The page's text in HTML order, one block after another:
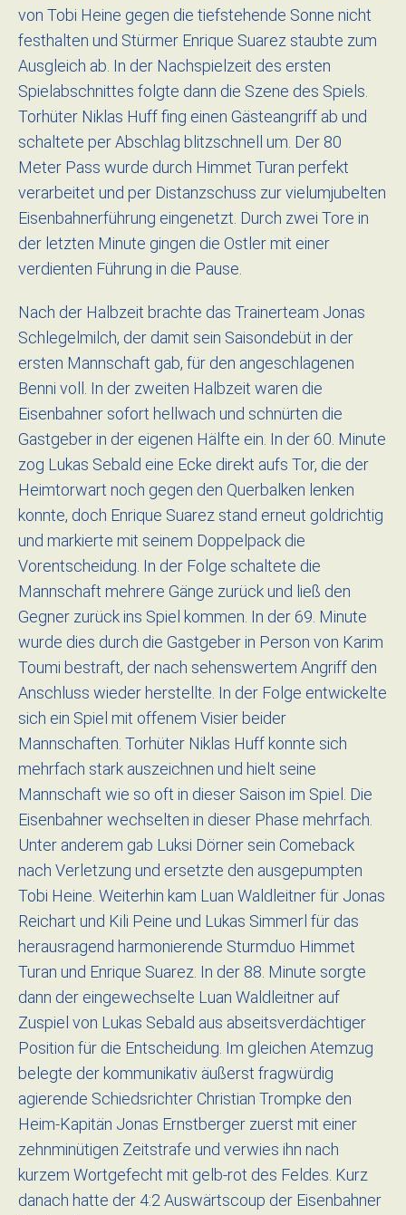
von Tobi Heine gegen die tiefstehende Sonne nicht
festhalten und Stürmer Enrique Suarez staubte zum
Ausgleich ab. In der Nachspielzeit des ersten
Spielabschnittes folgte dann die Szene des Spiels.
Torhüter Niklas Huff fing einen Gästeangriff ab und
schaltete per Abschlag blitzschnell um. Der 80
Meter Pass wurde durch Himmet Turan perfekt
verarbeitet und per Distanzschuss zur vielumjubelten
Eisenbahnerführung eingenetzt. Durch zwei Tore in
der letzten Minute gingen die Ostler mit einer
verdienten Führung in die Pause.
Nach der Halbzeit brachte das Trainerteam Jonas
Schlegelmilch, der damit sein Saisondebüt in der
ersten Mannschaft gab, für den angeschlagenen
Benni voll. In der zweiten Halbzeit waren die
Eisenbahner sofort hellwach und schnürten die
Gastgeber in der eigenen Hälfte ein. In der 60. Minute
zog Lukas Sebald eine Ecke direkt aufs Tor, die der
Heimtorwart noch gegen den Querbalken lenken
konnte, doch Enrique Suarez stand erneut goldrichtig
und markierte mit seinem Doppelpack die
Vorentscheidung. In der Folge schaltete die
Mannschaft mehrere Gänge zurück und ließ den
Gegner zurück ins Spiel kommen. In der 69. Minute
wurde dies durch die Gastgeber in Person von Karim
Toumi bestraft, der nach sehenswertem Angriff den
Anschluss wieder herstellte. In der Folge entwickelte
sich ein Spiel mit offenem Visier beider
Mannschaften. Torhüter Niklas Huff konnte sich
mehrfach stark auszeichnen und hielt seine
Mannschaft wie so oft in dieser Saison im Spiel. Die
Eisenbahner wechselten in dieser Phase mehrfach.
Unter anderem gab Luksi Dörner sein Comeback
nach Verletzung und ersetzte den ausgepumpten
Tobi Heine. Weiterhin kam Luan Waldleitner für Jonas
Reichart und Kili Peine und Lukas Simmerl für das
herausragend harmonierende Sturmduo Himmet
Turan und Enrique Suarez. In der 88. Minute sorgte
dann der eingewechselte Luan Waldleitner auf
Zuspiel von Lukas Sebald aus abseitsverdächtiger
Position für die Entscheidung. Im gleichen Atemzug
belegte der kommunikativ äußerst fragwürdig
agierende Schiedsrichter Christian Trompke den
Heim-Kapitän Jonas Ernstberger zuerst mit einer
zehnminütigen Zeitstrafe und verwies ihn nach
kurzem Wortgefecht mit gelb-rot des Feldes. Kurz
danach hatte der 4:2 Auswärtscoup der Eisenbahner